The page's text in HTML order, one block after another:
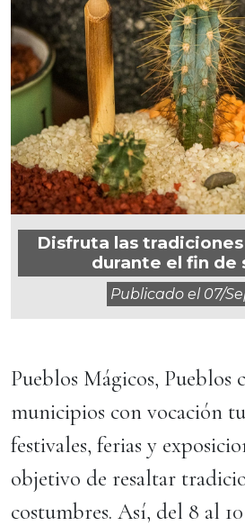
Disfruta las
durante el fin de
Publicado el 07/
Pueblos Mágicos, Pueblos
municipios con vocación
festivales, ferias y
objetivo de resaltar
costumbres. Así, del 8 al